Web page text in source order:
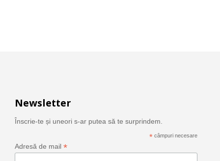
Newsletter
Înscrie-te și uneori s-ar putea să te surprindem.
* câmpuri necesare
Adresă de mail *